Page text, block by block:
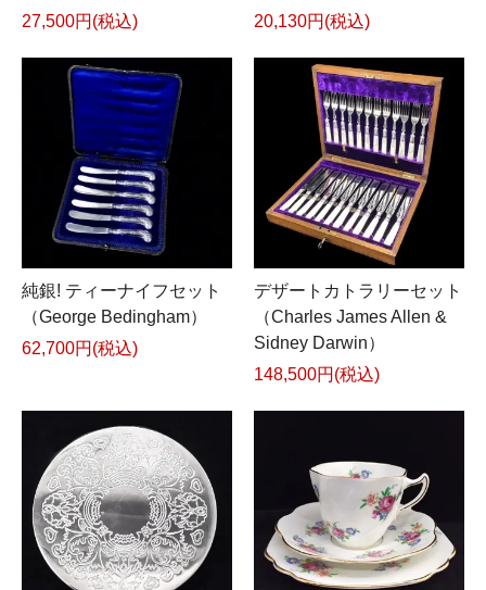
27,500円(税込)
20,130円(税込)
純銀! ティーナイフセット
（George Bedingham）
62,700円(税込)
デザートカトラリーセット
（Charles James Allen &
Sidney Darwin）
148,500円(税込)